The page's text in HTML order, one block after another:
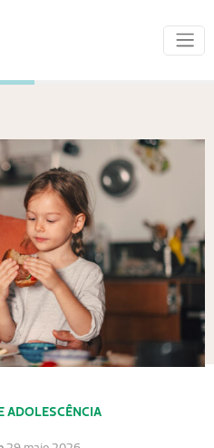
ADOLESCÊNCIA